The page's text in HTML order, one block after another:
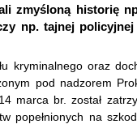
zmyśloną historię
np. tajnej
kryminalnego oraz
pod nadzorem
marca br. został
popełnionych na